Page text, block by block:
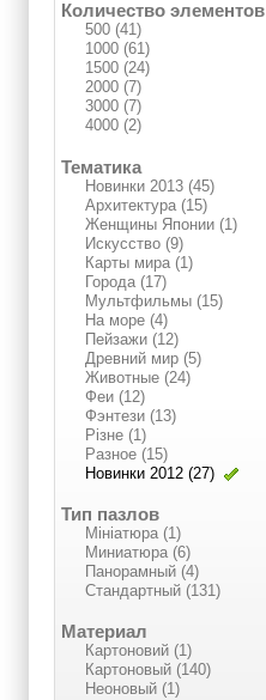
Количество элементов
500 (41)
1000 (61)
1500 (24)
2000 (7)
3000 (7)
4000 (2)
Тематика
Новинки 2013 (45)
Архитектура (15)
Женщины Японии (1)
Искусство (9)
Карты мира (1)
Города (17)
Мультфильмы (15)
На море (4)
Пейзажи (12)
Древний мир (5)
Животные (24)
Феи (12)
Фэнтези (13)
Різне (1)
Разное (15)
Новинки 2012 (27)
Тип пазлов
Мініатюра (1)
Миниатюра (6)
Панорамный (4)
Стандартный (131)
Материал
Картоновий (1)
Картоновый (140)
Неоновый (1)